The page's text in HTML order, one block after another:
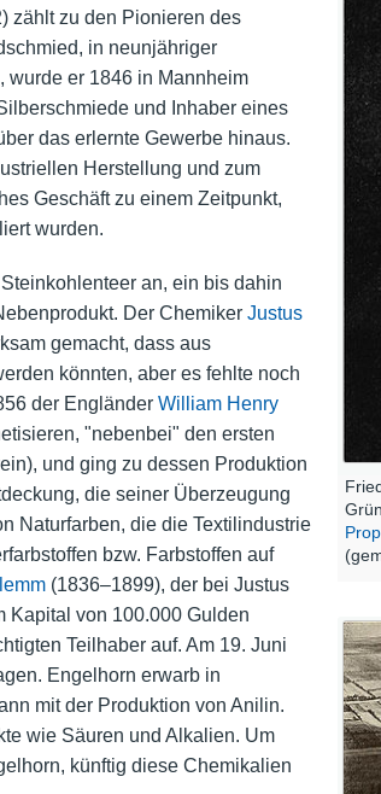
zählt zu den Pionieren des
in neunjähriger
wurde er 1846 in Mannheim
und Inhaber eines
das erlernte Gewerbe hinaus.
Herstellung und zum
Geschäft zu einem Zeitpunkt,
wurden.
an, ein bis dahin
Der Chemiker Justus
gemacht, dass aus
könnten, aber es fehlte noch
der Engländer William Henry
"nebenbei" den ersten
und ging zu dessen Produktion
die seiner Überzeugung
Naturfarben, die die Textilindustrie
bzw. Farbstoffen auf
(1836–1899), der bei Justus
Kapital von 100.000 Gulden
Teilhaber auf. Am 19. Juni
Engelhorn erwarb in
mit der Produktion von Anilin.
wie Säuren und Alkalien. Um
künftig diese Chemikalien